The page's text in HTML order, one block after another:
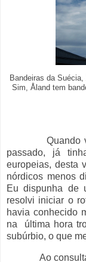
Bandeiras da
Sim, Åland tem
Quando
passado, já
europeias, desta
nórdicos menos
Eu dispunha de
resolvi iniciar o
havia conhecido
na última hora
subúrbio, o que
Ao consultar o